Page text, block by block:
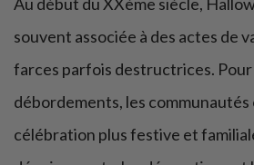
souvent associée à des actes de
farces parfois destructrices.
débordements, les
célébration plus festive et